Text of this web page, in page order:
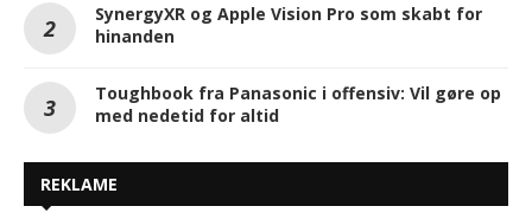
SynergyXR og Apple Vision Pro som skabt for
hinanden
Toughbook fra Panasonic i offensiv: Vil gøre op
med nedetid for altid
REKLAME